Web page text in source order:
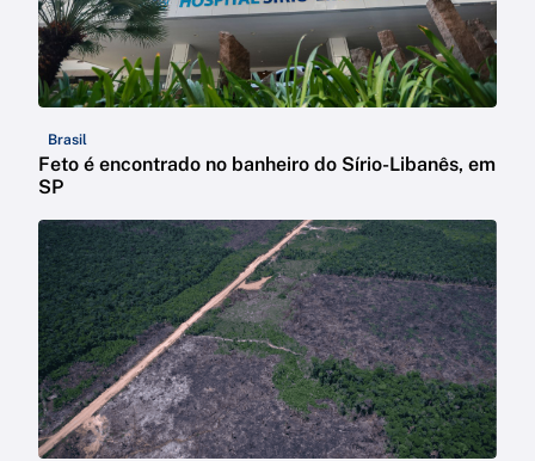
Brasil
Feto é encontrado no banheiro do Sírio-Libanês, em
SP